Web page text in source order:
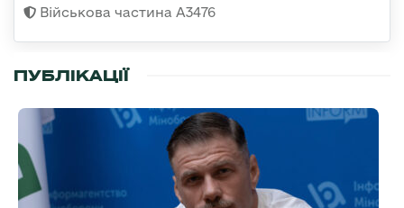
Військова частина А3476
ПУБЛІКАЦІЇ